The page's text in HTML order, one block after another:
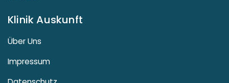
Klinik Auskunft
Über Uns
Impressum